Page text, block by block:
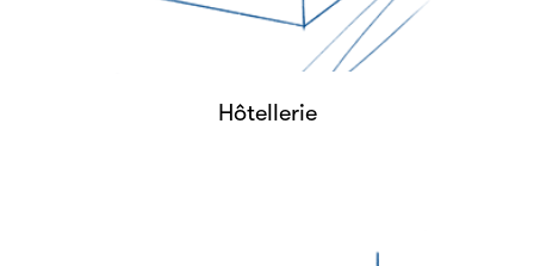
Hôtellerie